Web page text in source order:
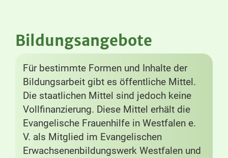
Bildungsangebote
Für bestimmte Formen und Inhalte der
Bildungsarbeit gibt es öffentliche Mittel.
Die staatlichen Mittel sind jedoch keine
Vollfinanzierung. Diese Mittel erhält die
Evangelische Frauenhilfe in Westfalen e.
V. als Mitglied im Evangelischen
Erwachsenenbildungswerk Westfalen und